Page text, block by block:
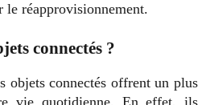
le réapprovisionnement.
connectés ?
objets connectés offrent un plus